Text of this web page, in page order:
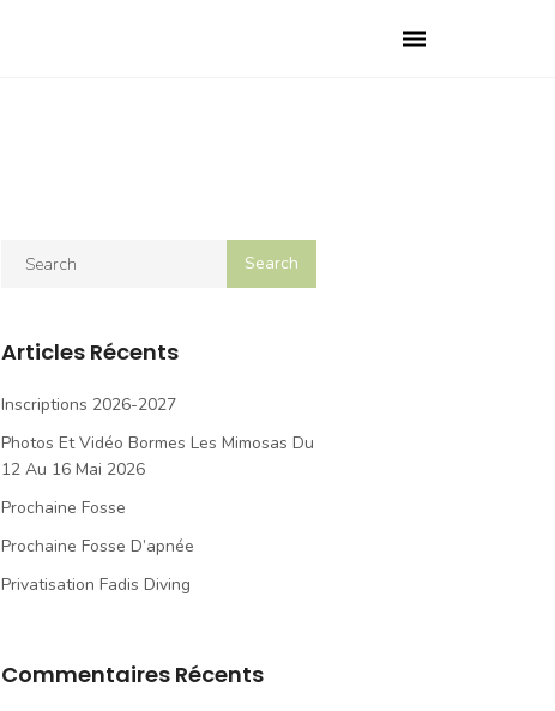
Toggle
Articles Récents
Inscriptions 2026-2027
Photos Et Vidéo Bormes Les Mimosas Du
12 Au 16 Mai 2026
Prochaine Fosse
Prochaine Fosse D’apnée
Privatisation Fadis Diving
Commentaires Récents